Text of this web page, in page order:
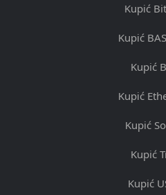
Kupić
Kupić
Kupić
Kupić
Kupić
Kupić
Kupić